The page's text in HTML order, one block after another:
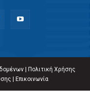
|
Πολιτική Χρήσης
Επικοινωνία